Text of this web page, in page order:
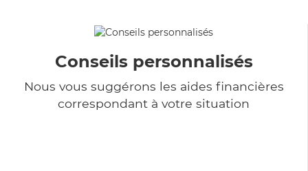
Conseils personnalisés
Nous vous suggérons les aides financières
correspondant à votre situation